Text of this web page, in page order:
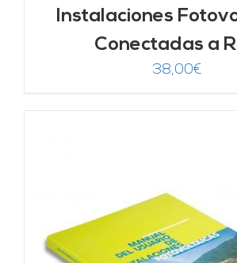
Instalaciones
Conectadas a
38,00€